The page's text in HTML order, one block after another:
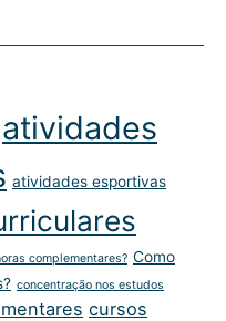
atividades
atividades esportivas
complementares? Como
concentração nos estudos
cursos